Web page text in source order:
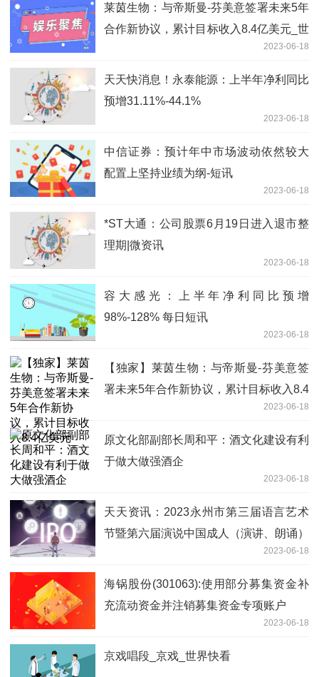
莱茵生物：与帝斯曼-芬美意签署未来5年
合作新协议，累计目标收入8.4亿美元_世
2023-06-18
天天快消息！永泰能源：上半年净利同比
预增31.11%-44.1%
2023-06-18
中信证券：预计年中市场波动依然较大
配置上坚持业绩为纲-短讯
2023-06-18
*ST大通：公司股票6月19日进入退市整
理期|微资讯
2023-06-18
容大感光：上半年净利同比预增
98%-128% 每日短讯
2023-06-18
【独家】莱茵生物：与帝斯曼-芬美意签
署未来5年合作新协议，累计目标收入8.4
2023-06-18
原文化部副部长周和平：酒文化建设有利
于做大做强酒企
2023-06-18
天天资讯：2023永州市第三届语言艺术
节暨第六届演说中国成人（演讲、朗诵）
2023-06-18
海锅股份(301063):使用部分募集资金补
充流动资金并注销募集资金专项账户
2023-06-18
京戏唱段_京戏_世界快看